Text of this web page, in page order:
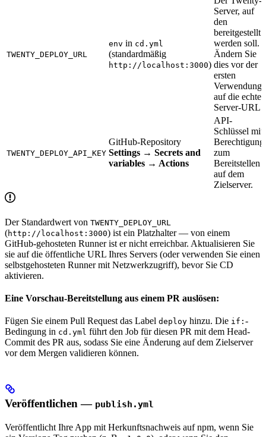
TWENTY_DEPLOY_URL
env in cd.yml
(standardmäßig
http://localhost:3000)
Server, auf
den
bereitgestellt
werden soll.
Ändern Sie
dies vor der
ersten
Verwendung
auf die echte
Server-URL.
TWENTY_DEPLOY_API_KEY
GitHub-Repository
Settings → Secrets and
variables → Actions
API-
Schlüssel mit
Berechtigung
zum
Bereitstellen
auf dem
Zielserver.
Der Standardwert von TWENTY_DEPLOY_URL
(http://localhost:3000) ist ein Platzhalter — von einem
GitHub-gehosteten Runner ist er nicht erreichbar. Aktualisieren Sie
sie auf die öffentliche URL Ihres Servers (oder verwenden Sie einen
selbstgehosteten Runner mit Netzwerkzugriff), bevor Sie CD
aktivieren.
Eine Vorschau-Bereitstellung aus einem PR auslösen:
Fügen Sie einem Pull Request das Label deploy hinzu. Die if: -
Bedingung in cd.yml führt den Job für diesen PR mit dem Head-
Commit des PR aus, sodass Sie eine Änderung auf dem Zielserver
vor dem Mergen validieren können.
Veröffentlichen — publish.yml
Veröffentlicht Ihre App mit Herkunftsnachweis auf npm, wenn Sie